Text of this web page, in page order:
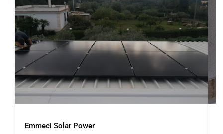
Emmeci Solar Power